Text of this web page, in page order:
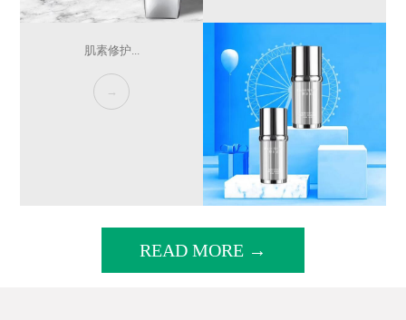
肌素修护...
→
READ MORE →